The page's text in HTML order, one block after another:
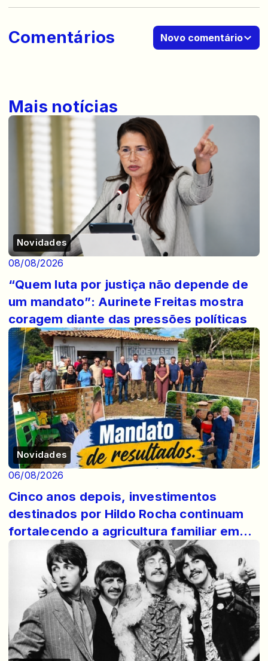
Comentários Novo comentário
Mais notícias
Novidades
08/08/2026
“Quem luta por justiça não depende de
um mandato”: Aurinete Freitas mostra
coragem diante das pressões políticas
Novidades
06/08/2026
Cinco anos depois, investimentos
destinados por Hildo Rocha continuam
fortalecendo a agricultura familiar em
Lago do ...